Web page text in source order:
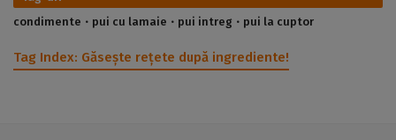
condimente
pui cu lamaie pui intreg pui la cuptor
Tag Index: Găsește rețete după ingrediente!